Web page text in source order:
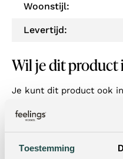
Toestemming
Woonstijl:
Levertijd:
Wil je dit product
Je kunt dit product ook
is er altijd een winkel bij
postcode of woonplaats
vind je met één klik de